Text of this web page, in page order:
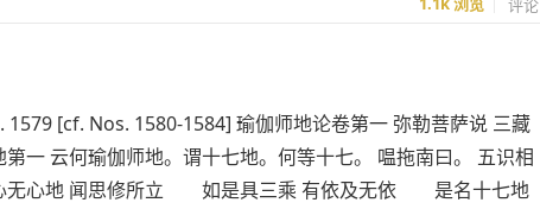
[cf. Nos. 1580-1584] 瑜伽师地论卷第一 弥勒菩萨说 三藏
一 云何瑜伽师地。谓十七地。何等十七。 嗢拖南曰。 五识相
心地 闻思修所立 如是具三乘 有依及无依 是名十七地